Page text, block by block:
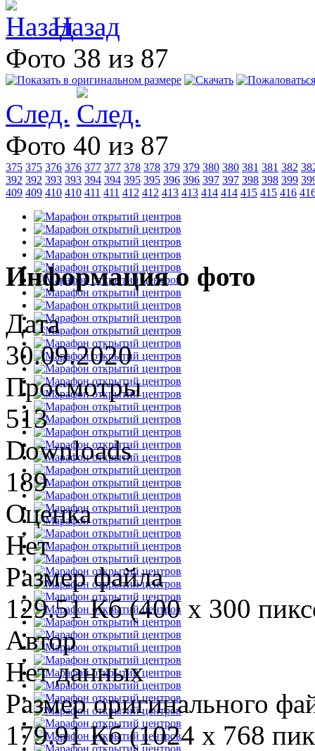
Назад
Фото 38 из 87
След.
Фото 40 из 87
375 375 376 376 377 377 378 378 379 379 380 380 381 381 382
392 392 393 393 394 394 395 395 396 396 397 397 398 398 399
409 409 410 410 411 411 412 412 413 413 414 414 415 415 416
Информация о фото
Дата
30.09.2020
Просмотры
513
Downloads
189
Оценка
Нет
Размер файла
129.51 Кб (400 x 300
Автор
Нет данных
Размер оригинального
179.91 Кб (1024 x 768